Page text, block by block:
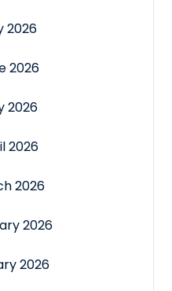
2026
2026
2026
2026
2026
2026
2026